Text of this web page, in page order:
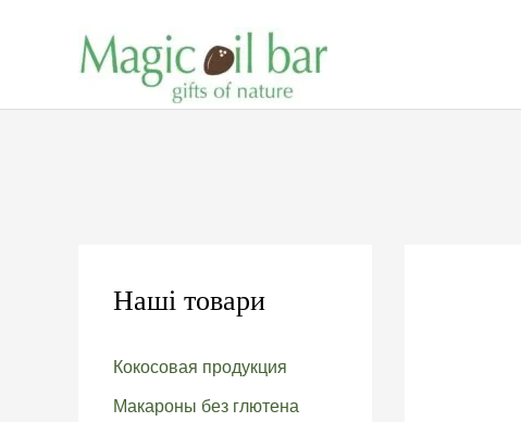
содержимому
Наші товари
Кокосовая продукция
Макароны без глютена